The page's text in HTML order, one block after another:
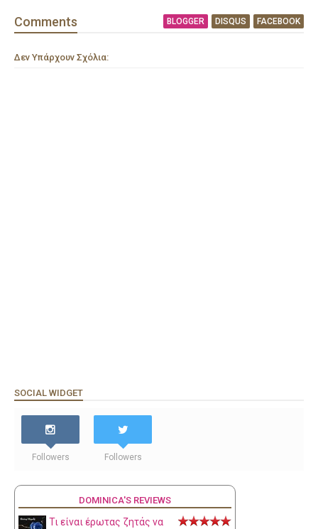
Comments BLOGGER DISQUS FACEBOOK
Δεν Υπάρχουν Σχόλια:
SOCIAL WIDGET
Followers Followers
DOMINICA'S REVIEWS
Τι είναι έρωτας ζητάς να